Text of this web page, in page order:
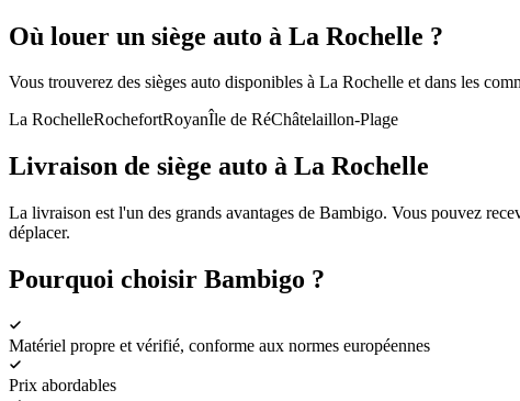
Où louer un siège auto à La Rochelle ?
Vous trouverez des sièges auto disponibles à La Rochelle et dans les
La RochelleRochefortRoyanÎle de RéChâtelaillon-Plage
Livraison de siège auto à La Rochelle
La livraison est l'un des grands avantages de Bambigo. Vous pouvez
déplacer.
Pourquoi choisir Bambigo ?
Matériel propre et vérifié, conforme aux normes européennes
Prix abordables